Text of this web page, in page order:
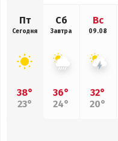
Пт
Сегодня
38°
23°
Сб
Завтра
36°
24°
Вс
09.08
32°
20°